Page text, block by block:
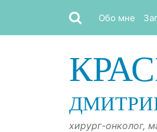
Обо мне
хирург-онколог,